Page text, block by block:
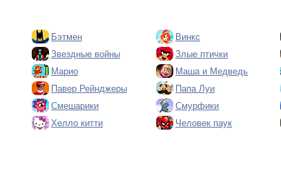
Бэтмен Винкс
Звездные войны Злые птички
Марио Маша и Медведь
Павер Рейнджеры Папа Луи
Смешарики Смурфики
Хелло китти Человек паук